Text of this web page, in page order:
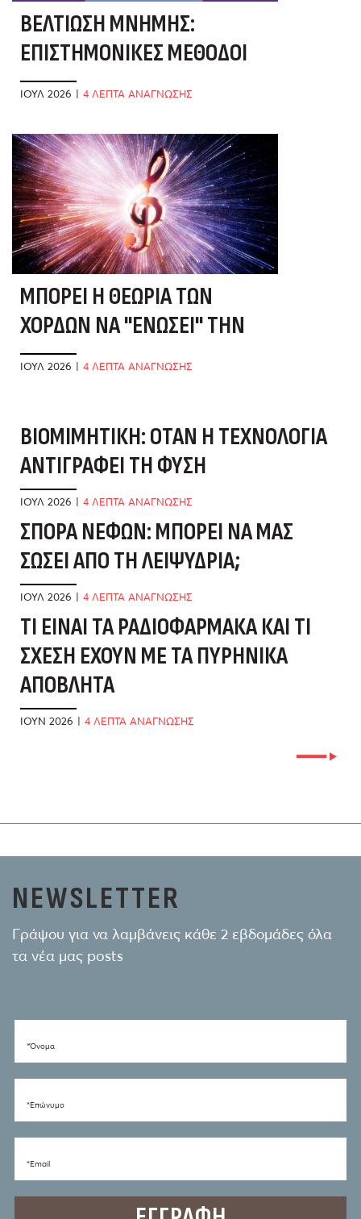
ΒΕΛΤΊΩΣΗ ΜΝΉΜΗΣ:
ΕΠΙΣΤΗΜΟΝΙΚΈΣ ΜΈΘΟΔΟΙ
ΓΙΑ ΔΥΝΑΤΌ ΜΥΑΛΌ
ΙΟΎΛ 2026 | 4 ΛΕΠΤΑ ΑΝΑΓΝΩΣΗΣ
ΜΠΟΡΕΊ Η ΘΕΩΡΊΑ ΤΩΝ
ΧΟΡΔΏΝ ΝΑ "ΕΝΏΣΕΙ" ΤΗΝ
ΕΠΙΣΤΉΜΗ;
ΙΟΎΛ 2026 | 4 ΛΕΠΤΑ ΑΝΑΓΝΩΣΗΣ
ΒΙΟΜΙΜΗΤΙΚΉ: ΌΤΑΝ Η ΤΕΧΝΟΛΟΓΊΑ
ΑΝΤΙΓΡΆΦΕΙ ΤΗ ΦΎΣΗ
ΙΟΎΛ 2026 | 4 ΛΕΠΤΑ ΑΝΑΓΝΩΣΗΣ
ΣΠΟΡΆ ΝΕΦΏΝ: ΜΠΟΡΕΊ ΝΑ ΜΑΣ
ΣΏΣΕΙ ΑΠΌ ΤΗ ΛΕΙΨΥΔΡΊΑ;
ΙΟΎΛ 2026 | 4 ΛΕΠΤΑ ΑΝΑΓΝΩΣΗΣ
ΤΙ ΕΊΝΑΙ ΤΑ ΡΑΔΙΟΦΆΡΜΑΚΑ ΚΑΙ ΤΙ
ΣΧΈΣΗ ΈΧΟΥΝ ΜΕ ΤΑ ΠΥΡΗΝΙΚΆ
ΑΠΌΒΛΗΤΑ
ΙΟΎΝ 2026 | 4 ΛΕΠΤΑ ΑΝΑΓΝΩΣΗΣ
NEWSLETTER
Γράψου για να λαμβάνεις κάθε 2 εβδομάδες όλα
τα νέα μας posts
*Όνομα
*Eπώνυμο
*Email